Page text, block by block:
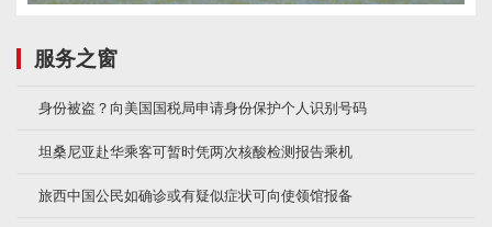
服务之窗
身份被盗？向美国国税局申请身份保护个人识别号码
坦桑尼亚赴华乘客可暂时凭两次核酸检测报告乘机
旅西中国公民如确诊或有疑似症状可向使领馆报备